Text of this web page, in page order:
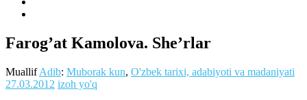
Farog’at Kamolova. She’rlar
MuallifAdib: Muborak kun, O'zbek tarixi, adabiyoti va madaniyati
27.03.2012 izoh yo'q